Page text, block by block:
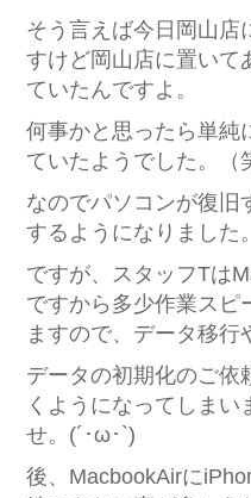
そう言えば今日岡山店
すけど岡山店に置いて
ていたんですよ。
何事かと思ったら単純
ていたようでした。（
なのでパソコンが復旧
するようになりました。
ですが、スタッフTは
ですから多少作業スピ
ますので、データ移行
データの初期化のご依
くようになってしまい
せ。(´･ω･`)
後、MacbookAirに